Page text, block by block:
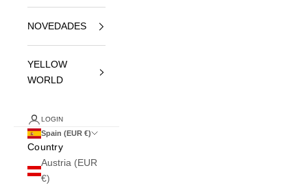
NOVEDADES
YELLOW
WORLD
LOGIN
Spain (EUR €)
Country
Austria (EUR
€)